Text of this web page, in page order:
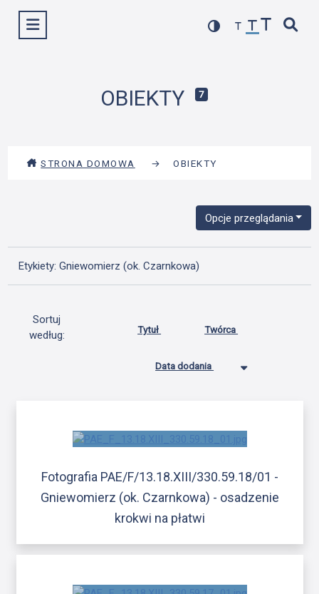
Wyświetl menu
OBIEKTY 7
STRONA DOMOWA → OBIEKTY
Opcje przeglądania
Etykiety: Gniewomierz (ok. Czarnkowa)
Sortuj
według:
Tytuł Twórca
Data dodania
Fotografia PAE/F/13.18.XIII/330.59.18/01 -
Gniewomierz (ok. Czarnkowa) - osadzenie
krokwi na płatwi